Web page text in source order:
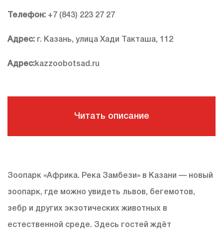
Телефон: +7 (843) 223 27 27
Адрес: г. Казань, улица Хади Такташа, 112
Адрес: kazzoobotsad.ru
Читать описание
Зоопарк «Африка. Река Замбези» в Казани — новый
зоопарк, где можно увидеть львов, бегемотов,
зебр и других экзотических животных в
естественной среде. Здесь гостей ждёт